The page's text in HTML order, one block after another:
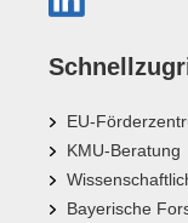
EU-
KMU-Beratung
Bayerische